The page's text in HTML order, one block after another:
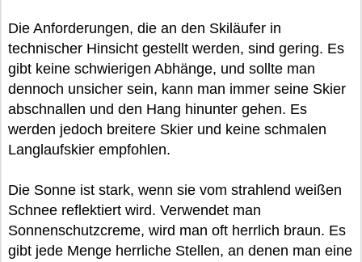
Die Anforderungen, die an den Skiläufer in
technischer Hinsicht gestellt werden, sind gering. Es
gibt keine schwierigen Abhänge, und sollte man
dennoch unsicher sein, kann man immer seine Skier
abschnallen und den Hang hinunter gehen. Es
werden jedoch breitere Skier und keine schmalen
Langlaufskier empfohlen.
Die Sonne ist stark, wenn sie vom strahlend weißen
Schnee reflektiert wird. Verwendet man
Sonnenschutzcreme, wird man oft herrlich braun. Es
gibt jede Menge herrliche Stellen, an denen man eine